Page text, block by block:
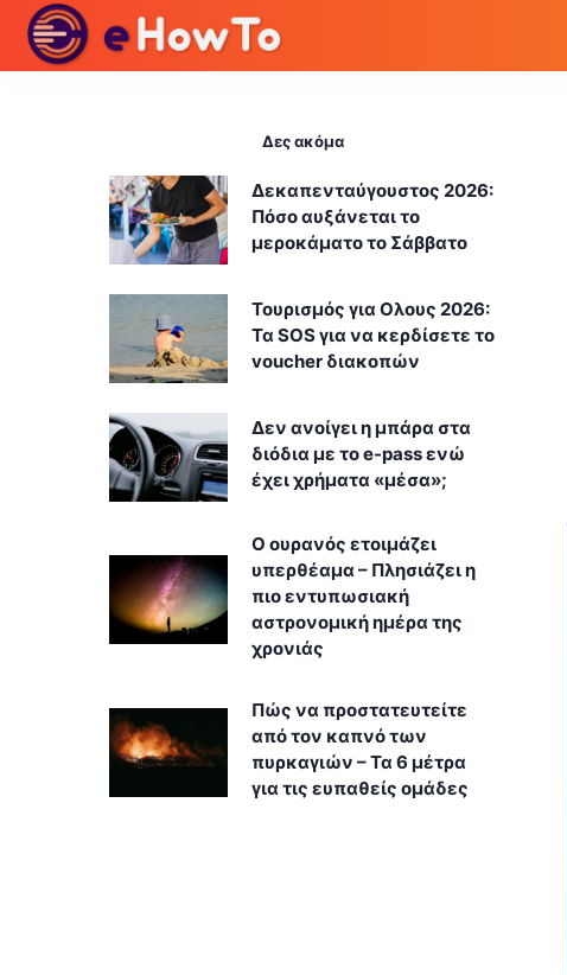
Δες ακόμα
Δεκαπενταύγουστος 2026:
Πόσο αυξάνεται το
μεροκάματο το Σάββατο
Τουρισμός για Ολους 2026:
Τα SOS για να κερδίσετε το
voucher διακοπών
Δεν ανοίγει η μπάρα στα
διόδια με το e-pass ενώ
έχει χρήματα «μέσα»;
Ο ουρανός ετοιμάζει
υπερθέαμα – Πλησιάζει η
πιο εντυπωσιακή
αστρονομική ημέρα της
χρονιάς
Πώς να προστατευτείτε
από τον καπνό των
πυρκαγιών – Τα 6 μέτρα
για τις ευπαθείς ομάδες